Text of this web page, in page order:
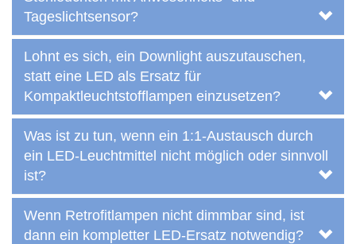
Tageslichtsensor?
Lohnt es sich, ein Downlight auszutauschen,
statt eine LED als Ersatz für
Kompaktleuchtstofflampen einzusetzen?
Was ist zu tun, wenn ein 1:1-Austausch durch
ein LED-Leuchtmittel nicht möglich oder sinnvoll
ist?
Wenn Retrofitlampen nicht dimmbar sind, ist
dann ein kompletter LED-Ersatz notwendig?